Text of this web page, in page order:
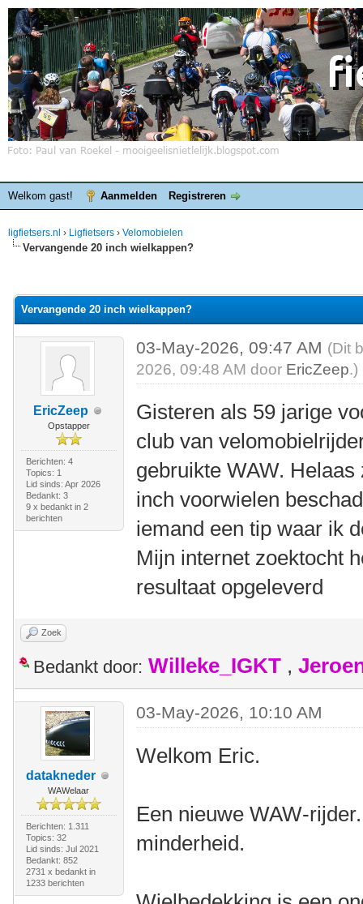
Welkom gast! Aanmelden Registreren
ligfietsers.nl › Ligfietsers › Velomobielen
Vervangende 20 inch wielkappen?
Vervangende 20 inch wielkappen?
EricZeep
Opstapper
Berichten: 4
Topics: 1
Lid sinds: Apr 2026
Bedankt: 3
9 x bedankt in 2
berichten
03-May-2026, 09:47 AM (Dit
2026, 09:48 AM door EricZeep.)
Gisteren als 59 jarige
club van
gebruikte WAW.
inch voorwielen
iemand een tip waar ik
Mijn internet zoektocht
resultaat opgeleverd
Zoek
Bedankt door: Willeke_IGKT ,
datakneder
WAWelaar
Berichten: 1.311
Topics: 32
Lid sinds: Jul 2021
Bedankt: 852
2731 x bedankt in
1233 berichten
03-May-2026, 10:10 AM
Welkom Eric.
Een nieuwe WAW-
minderheid.